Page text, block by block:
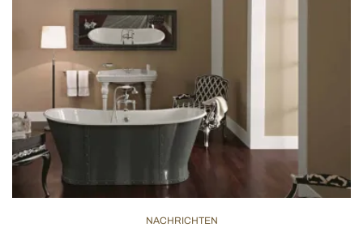
NACHRICHTEN